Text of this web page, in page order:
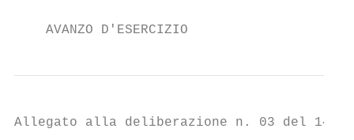
AVANZO D'ESERCIZIO
Allegato alla deliberazione n. 03 del 14/